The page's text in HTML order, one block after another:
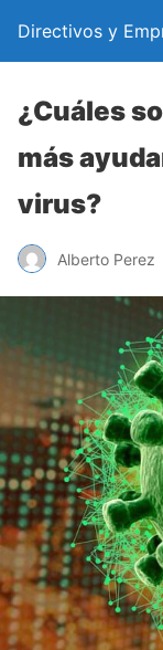
Directivos y
¿Cuáles
más
virus?
Alberto Perez